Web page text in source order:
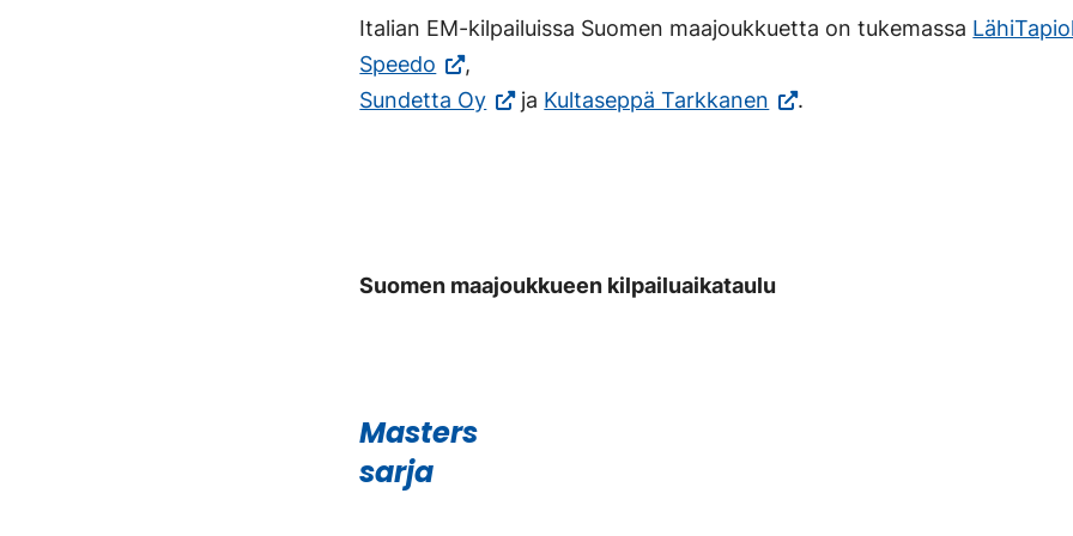
Italian EM-kilpailuissa Suomen maajoukkuetta on tukemassa
Speedo (Vieraile
ulkoisella
välilehteen.)
,
Sundetta Oy(Vieraile
uuteen
ja Kultaseppä Tarkkanen (Vieraile
uuteen
.
Suomen maajoukkueen kilpailuaikataulu
Masters
sarja